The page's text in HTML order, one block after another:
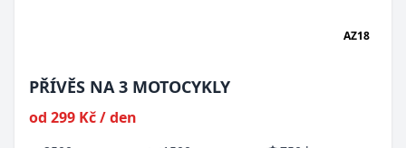
AZ18
PŘÍVĚS NA 3 MOTOCYKLY
od 299 Kč / den